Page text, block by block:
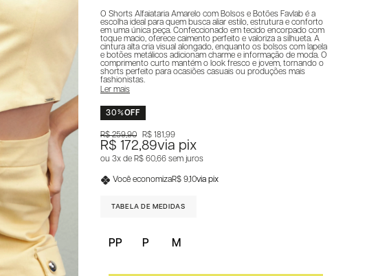
O Shorts Alfaiataria Amarelo com Bolsos e Botões Favlab é a
escolha ideal para quem busca aliar estilo, estrutura e conforto
em uma única peça. Confeccionado em tecido encorpado com
toque macio, oferece caimento perfeito e valoriza a silhueta. A
cintura alta cria visual alongado, enquanto os bolsos com lapela
e botões metálicos adicionam charme e informação de moda. O
comprimento curto mantém o look fresco e jovem, tornando o
shorts perfeito para ocasiões casuais ou produções mais
fashionistas.
Ler mais
30%OFF
R$ 172,89via pix
R$ 259,90 R$ 181,99
3x R$ 60,66 sem juros
Você economizaR$ 9,10via pix
TABELA DE MEDIDAS
PP P M